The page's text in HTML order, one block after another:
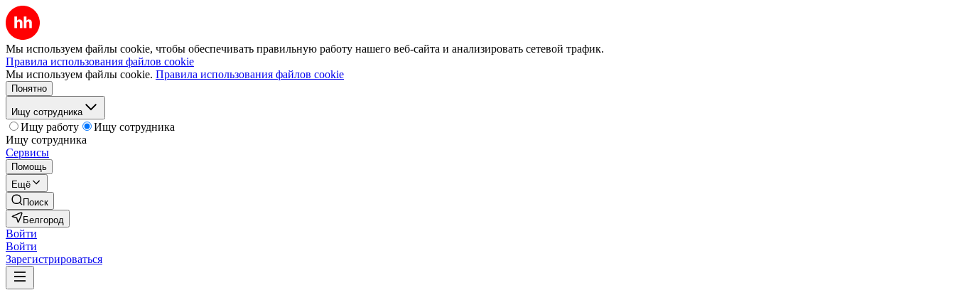
Мы используем файлы cookie, чтобы обеспечивать правильную работу нашего веб-сайта и анализировать сетевой трафик.
Правила использования файлов cookie
Мы используем файлы cookie. Правила использования файлов cookie
Понятно
Ищу сотрудника
Ищу работу
Ищу сотрудника
Ищу сотрудника
Сервисы
Помощь
Ещё
Поиск
Белгород
Войти
Войти
Зарегистрироваться